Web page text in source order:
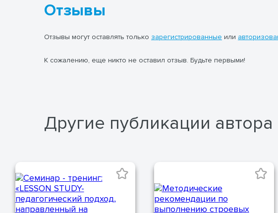
Отзывы
Отзывы могут оставлять только зарегистрированные или
К сожалению, еще никто не оставил отзыв. Будьте первыми!
Другие публикации автора